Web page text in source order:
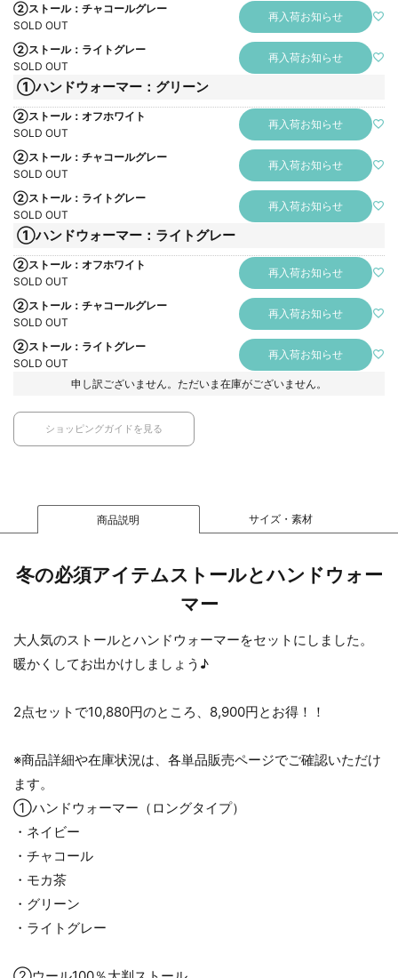
②ストール：チャコールグレー
SOLD OUT
再入荷お知らせ
②ストール：ライトグレー
SOLD OUT
再入荷お知らせ
①ハンドウォーマー：グリーン
②ストール：オフホワイト
SOLD OUT
再入荷お知らせ
②ストール：チャコールグレー
SOLD OUT
再入荷お知らせ
②ストール：ライトグレー
SOLD OUT
再入荷お知らせ
①ハンドウォーマー：ライトグレー
②ストール：オフホワイト
SOLD OUT
再入荷お知らせ
②ストール：チャコールグレー
SOLD OUT
再入荷お知らせ
②ストール：ライトグレー
SOLD OUT
再入荷お知らせ
申し訳ございません。ただいま在庫がございません。
ショッピングガイドを見る
商品説明 サイズ・素材
冬の必須アイテムストールとハンドウォー
マー
大人気のストールとハンドウォーマーをセットにしました。
暖かくしてお出かけしましょう♪
2点セットで10,880円のところ、8,900円とお得！！
※商品詳細や在庫状況は、各単品販売ページでご確認いただけ
ます。
①ハンドウォーマー（ロングタイプ）
・ネイビー
・チャコール
・モカ茶
・グリーン
・ライトグレー